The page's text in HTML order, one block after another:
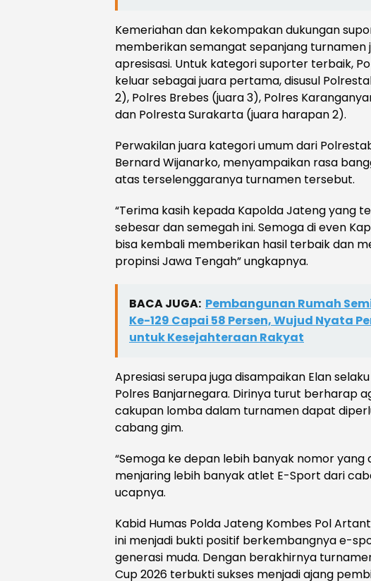
Kemeriahan dan kekompakan dukungan
memberikan semangat sepanjang
apresisasi. Untuk kategori suporter terbaik,
keluar sebagai juara pertama, disusul
2), Polres Brebes (juara 3), Polres
dan Polresta Surakarta (juara harapan 2).
Perwakilan juara kategori umum dari
Bernard Wijanarko, menyampaikan rasa
atas terselenggaranya turnamen tersebut.
“Terima kasih kepada Kapolda Jateng yang
sebesar dan semegah ini. Semoga di even
bisa kembali memberikan hasil terbaik dan
propinsi Jawa Tengah” ungkapnya.
BACA JUGA: Pembangunan Rumah
Ke-129 Capai 58 Persen, Wujud Nyata
untuk Kesejahteraan Rakyat
Apresiasi serupa juga disampaikan Elan
Polres Banjarnegara. Dirinya turut berharap
cakupan lomba dalam turnamen dapat
cabang gim.
“Semoga ke depan lebih banyak nomor
menjaring lebih banyak atlet E-Sport dari
ucapnya.
Kabid Humas Polda Jateng Kombes Pol
ini menjadi bukti positif berkembangnya e-
generasi muda. Dengan berakhirnya
Cup 2026 terbukti sukses menjadi ajang